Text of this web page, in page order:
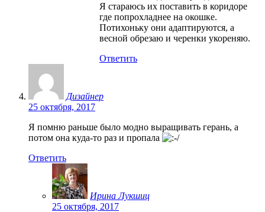
Я стараюсь их поставить в коридоре
где попрохладнее на окошке.
Потихоньку они адаптируются, а
весной обрезаю и черенки укореняю.
Ответить
Дизайнер
25 октября, 2017
Я помню раньше было модно выращивать герань, а
потом она куда-то раз и пропала
Ответить
Ирина Лукшиц
25 октября, 2017